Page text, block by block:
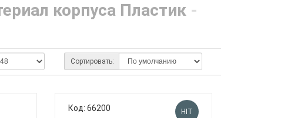
корпуса Пластик -
Сортировать:
Код: 66200 HIT